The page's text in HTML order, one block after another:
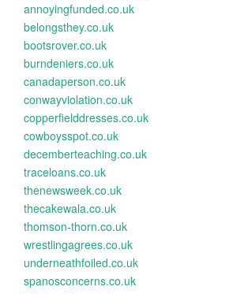
annoyingfunded.co.uk
belongsthey.co.uk
bootsrover.co.uk
burndeniers.co.uk
canadaperson.co.uk
conwayviolation.co.uk
copperfielddresses.co.uk
cowboysspot.co.uk
decemberteaching.co.uk
traceloans.co.uk
thenewsweek.co.uk
thecakewala.co.uk
thomson-thorn.co.uk
wrestlingagrees.co.uk
underneathfoiled.co.uk
spanosconcerns.co.uk